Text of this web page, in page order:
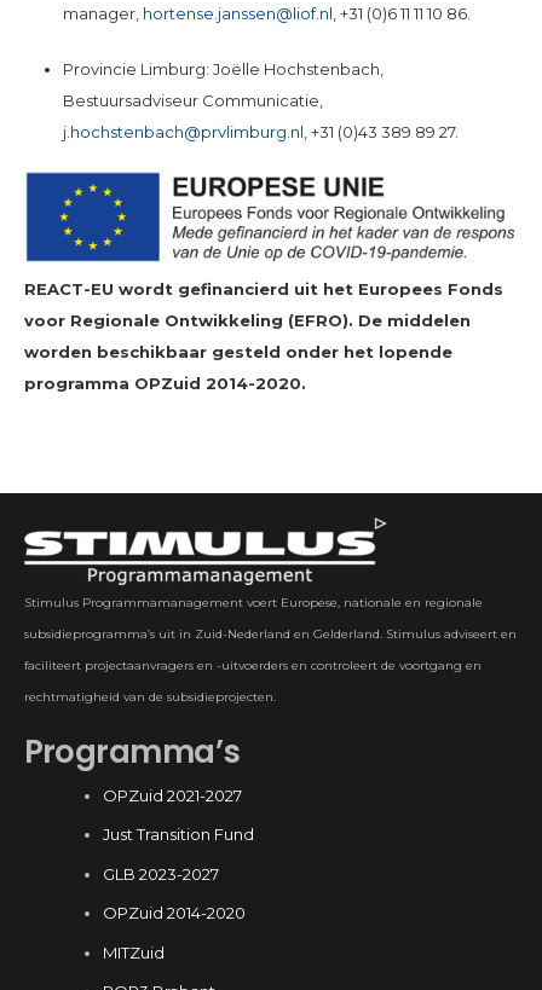
manager, hortense.janssen@liof.nl, +31 (0)6 11 11 10 86.
Provincie Limburg: Joëlle Hochstenbach,
Bestuursadviseur Communicatie,
j.hochstenbach@prvlimburg.nl , +31 (0)43 389 89 27.
REACT-EU wordt gefinancierd uit het Europees Fonds
voor Regionale Ontwikkeling (EFRO). De middelen
worden beschikbaar gesteld onder het lopende
programma OPZuid 2014-2020.
Stimulus Programmamanagement voert Europese, nationale en regionale
subsidieprogramma’s uit in Zuid-Nederland en Gelderland. Stimulus adviseert en
faciliteert projectaanvragers en -uitvoerders en controleert de voortgang en
rechtmatigheid van de subsidieprojecten.
Programma’s
OPZuid 2021-2027
Just Transition Fund
GLB 2023-2027
OPZuid 2014-2020
MITZuid